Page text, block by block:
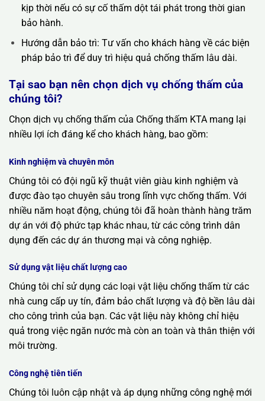
kịp thời nếu có sự cố thấm dột tái phát trong thời gian
bảo hành.
Hướng dẫn bảo trì: Tư vấn cho khách hàng về các biện
pháp bảo trì để duy trì hiệu quả chống thấm lâu dài.
Tại sao bạn nên chọn dịch vụ chống thấm của
chúng tôi?
Chọn dịch vụ chống thấm của Chống thấm KTA mang lại
nhiều lợi ích đáng kể cho khách hàng, bao gồm:
Kinh nghiệm và chuyên môn
Chúng tôi có đội ngũ kỹ thuật viên giàu kinh nghiệm và
được đào tạo chuyên sâu trong lĩnh vực chống thấm. Với
nhiều năm hoạt động, chúng tôi đã hoàn thành hàng trăm
dự án với độ phức tạp khác nhau, từ các công trình dân
dụng đến các dự án thương mại và công nghiệp.
Sử dụng vật liệu chất lượng cao
Chúng tôi chỉ sử dụng các loại vật liệu chống thấm từ các
nhà cung cấp uy tín, đảm bảo chất lượng và độ bền lâu dài
cho công trình của bạn. Các vật liệu này không chỉ hiệu
quả trong việc ngăn nước mà còn an toàn và thân thiện với
môi trường.
Công nghệ tiên tiến
Chúng tôi luôn cập nhật và áp dụng những công nghệ mới